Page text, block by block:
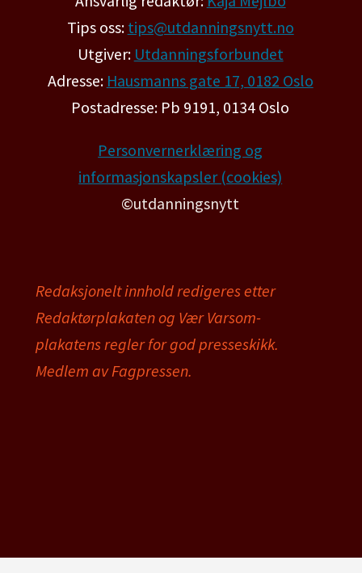
Tips oss: tips@utdanningsnytt.no
Utgiver: Utdanningsforbundet
Adresse: Hausmanns gate 17, 0182 Oslo
Postadresse: Pb 9191, 0134 Oslo
Personvernerklæring og
informasjonskapsler (cookies)
©utdanningsnytt
Redaksjonelt innhold redigeres etter
Redaktørplakaten og Vær Varsom-
plakatens regler for god presseskikk.
Medlem av Fagpressen.